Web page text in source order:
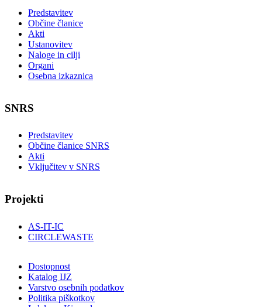
Predstavitev
Občine članice
Akti
Ustanovitev
Naloge in cilji
Organi
Osebna izkaznica
SNRS
Predstavitev
Občine članice SNRS
Akti
Vključitev v SNRS
Projekti
AS-IT-IC
CIRCLEWASTE
Dostopnost
Katalog IJZ
Varstvo osebnih podatkov
Politika piškotkov